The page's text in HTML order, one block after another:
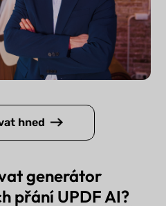
hned
generátor
přání UPDF AI?